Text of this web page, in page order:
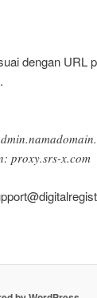
dengan URL
.
proxy.srs-x.com